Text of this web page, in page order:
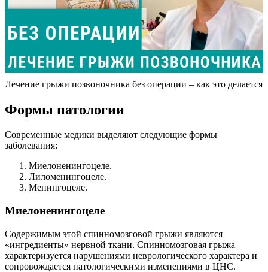
Лечение грыжи позвоночника без операции – как это делается
Формы патологии
Современные медики выделяют следующие формы
заболевания:
Миелоненингоцеле.
Лиломенингоцеле.
Менингоцеле.
Миелоненингоцеле
Содержимым этой спинномозговой грыжи являются
«ингредиенты» нервной ткани. Спинномозговая грыжа
характеризуется нарушениями неврологического характера и
сопровождается патологическими изменениями в ЦНС.